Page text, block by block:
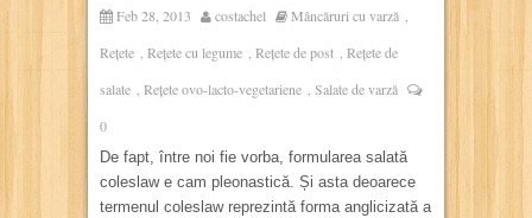
Feb 28, 2013 costachel Mâncăruri cu varză ,
Rețete , Rețete cu legume , Rețete de post , Rețete de
salate , Rețete ovo-lacto-vegetariene , Salate de varză
0
De fapt, între noi fie vorba, formularea salată
coleslaw e cam pleonastică. Și asta deoarece
termenul coleslaw reprezintă forma anglicizată a